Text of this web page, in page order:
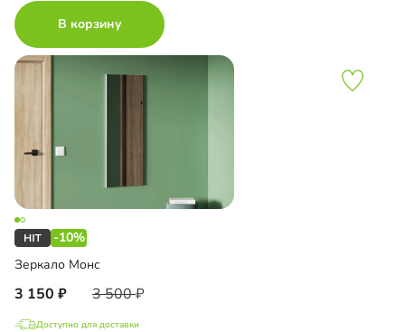
В корзину
-10%
Зеркало Монс
3 150 3 500
Доступно для доставки